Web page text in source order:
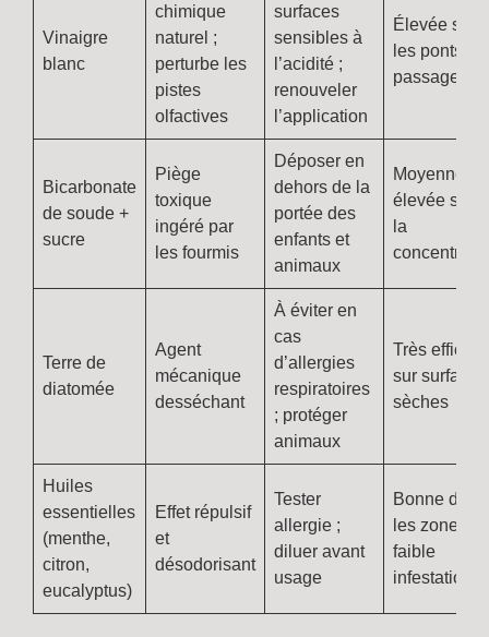
Vinaigre
blanc
chimique
naturel ;
perturbe les
pistes
olfactives
surfaces
sensibles à
l’acidité ;
renouveler
l’application
Élevée sur
les ponts de
passage
Bicarbonate
de soude +
sucre
Piège
toxique
ingéré par
les fourmis
Déposer en
dehors de la
portée des
enfants et
animaux
Moyenne à
élevée
la
Terre de
diatomée
Agent
mécanique
desséchant
À éviter en
cas
d’allergies
respiratoires
; protéger
animaux
Très
sur surfaces
sèches
Huiles
essentielles
(menthe,
citron,
eucalyptus)
Effet répulsif
et
désodorisant
Tester
allergie ;
diluer avant
usage
Bonne dans
les zones à
faible
infestation